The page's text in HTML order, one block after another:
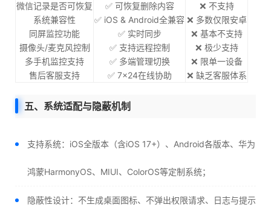
微信记录是否可恢复
✅ 可恢复删除内容
❌ 不支持
系统兼容性
✅ iOS & Android全兼容 ❌ 多数仅限安卓
同屏监控功能
✅ 实时同步
❌ 基本不支持
摄像头/麦克风控制
✅ 支持远程控制
❌ 极少支持
多手机监控支持
✅ 多端管理切换
❌ 限单一设备
售后客服支持
✅ 7×24在线协助 ❌ 缺乏客服体系
五、系统适配与隐蔽机制
支持系统：iOS全版本（含iOS 17+）、Android各版本、华为
鸿蒙HarmonyOS、MIUI、ColorOS等定制系统；
隐蔽性设计：不生成桌面图标、不弹出权限请求、日志与提示